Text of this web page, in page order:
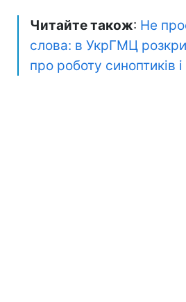
Читайте також: Не
слова: в УкрГМЦ
про роботу синоптиків